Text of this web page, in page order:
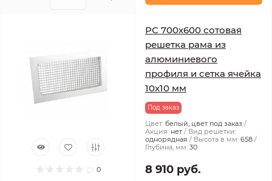
0
РС 700х600 сотовая
решетка рама из
алюминиевого
профиля и сетка ячейка
10x10 мм
Под заказ
Цвет: белый, цвет под заказ
Акция: нет
Вид решетки:
однорядная
Высота в мм: 658
Глубина, мм: 30
8 910 руб.